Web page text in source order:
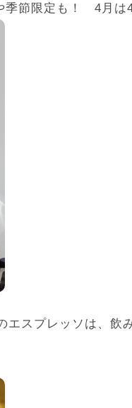
節限定も！ 4月は
スプレッソは、飲